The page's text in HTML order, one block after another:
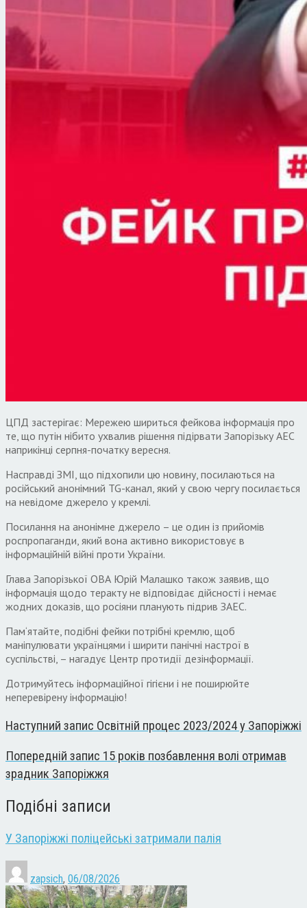
ЦПД застерігає: Мережею шириться фейкова інформація про
те, що путін нібито ухвалив рішення підірвати Запорізьку АЕС
наприкінці серпня-початку вересня.
Насправді ЗМІ, що підхопили цю новину, посилаються на
російський анонімний TG-канал, який у свою чергу посилається
на невідоме джерело у кремлі.
Посилання на анонімне джерело – це один із прийомів
роспропаганди, який вона активно використовує в
інформаційній війні проти України.
Глава Запорізької ОВА Юрій Малашко також заявив, що
інформація щодо теракту не відповідає дійсності і немає
жодних доказів, що росіяни планують підрив ЗАЕС.
Пам‘ятайте, подібні фейки потрібні кремлю, щоб
маніпулювати українцями і ширити панічні настрої в
суспільстві, – нагадує Центр протидії дезінформації.
Дотримуйтесь інформаційної гігієни і не поширюйте
неперевірену інформацію!
Наступний запис Освітній процес 2023/2024 у Запоріжжі
Попередній запис 15 років позбавлення волі отримав
зрадник Запоріжжя
Подібні записи
У Запоріжжі поліцейські затримали палія
zapsich, 06/08/2026